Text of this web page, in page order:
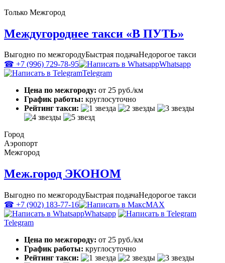
Только Межгород
Междугороднее такси «В ПУТЬ»
Выгодно по межгородуБыстрая подачаНедорогое такси
☎ +7 (996) 729-78-95
Whatsapp
Telegram
Цена по межгороду: от 25 руб./км
График работы: круглосуточно
Рейтинг такси:
Город
Аэропорт
Межгород
Меж.город ЭКОНОМ
Выгодно по межгородуБыстрая подачаНедорогое такси
☎ +7 (902) 183-77-16
MAX
Whatsapp
Telegram
Цена по межгороду: от 25 руб./км
График работы: круглосуточно
Рейтинг такси: